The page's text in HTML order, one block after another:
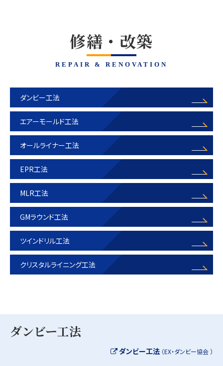
修繕・改築
REPAIR & RENOVATION
ダンビー工法
エアーモールド工法
オールライナー工法
EPR工法
MLR工法
GMラウンド工法
ツインドリル工法
クリスタルライニング工法
ダンビー工法
ダンビー工法 （EX・ダンビー協会 ）